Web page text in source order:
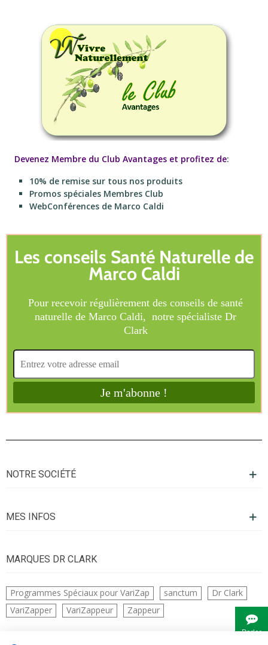
Devenez Membre du Club Avantages et profitez de:
10% de remise sur tous nos produits
Promos spéciales Membres Club
WebConférences de Marco Caldi
NOTRE SOCIÉTÉ
MES INFOS
MARQUES DR CLARK
Programmes Spéciaux pour VariZap sanctum
Dr Clark
VariZapper
VariZappeur Zappeur
Parler